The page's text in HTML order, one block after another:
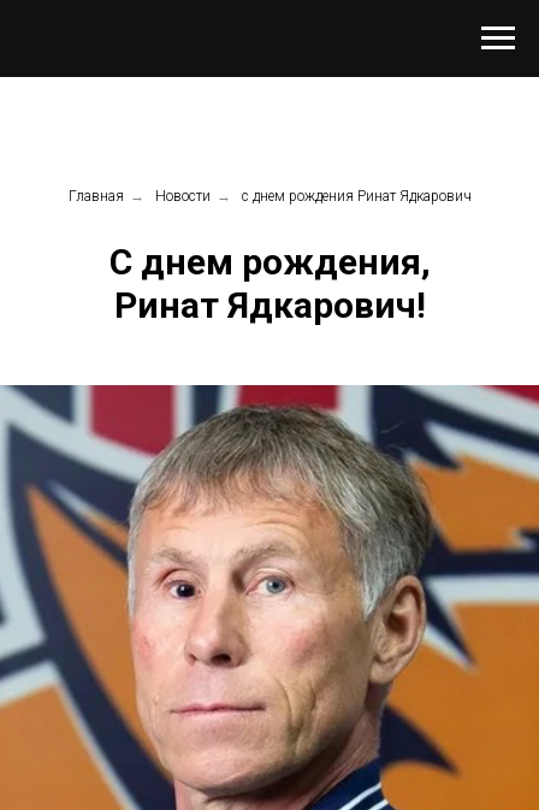
Главная → Новости → с днем рождения Ринат Ядкарович
С днем рождения,
Ринат Ядкарович!